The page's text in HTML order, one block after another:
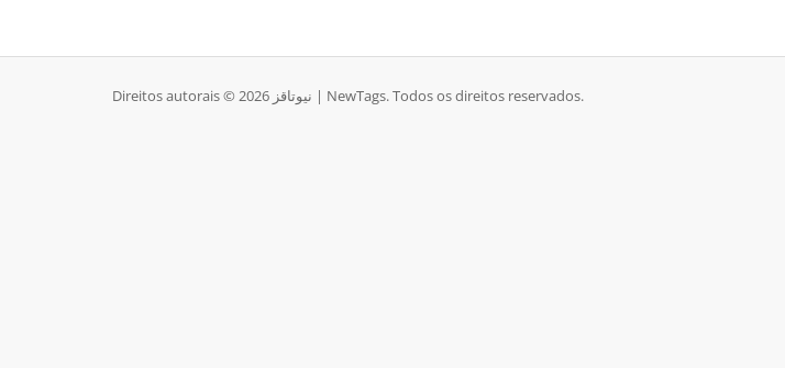
Direitos autorais © 2026 نيوتاقز | NewTags. Todos os direitos reservados.